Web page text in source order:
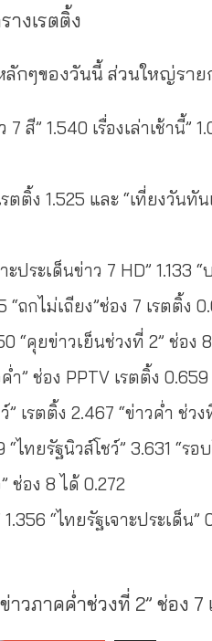
งเรตติ้ง
ลักๆของวันนี้ ส่วนใหญ่รา
สี” 1.540 เรื่องเล่าเช้านี้”
ตติ้ง 1.525 และ “เที่ยงวันทั
ะประเด็นข่าว 7 HD” 1.133
“ถกไม่เถียง”ช่อง 7 เรตติ้ง
“คุยข่าวเย็นช่วงที่ 2” ช่อง
ำ” ช่อง PPTV เรตติ้ง 0.659
เรตติ้ง 2.467 “ข่าวค่ำ ช่วง
ทยรัฐนิวส์โชว์” 3.631 “รอ
ช่อง 8 ได้ 0.272
“ไทยรัฐเจาะประเด็น”
วภาคค่ำช่วงที่ 2” ช่อง 7